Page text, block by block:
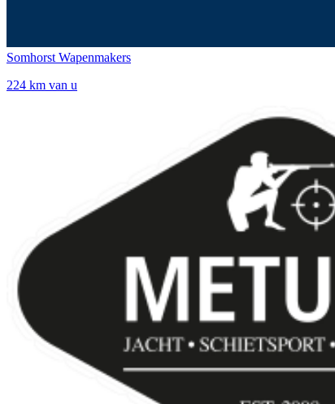
Somhorst Wapenmakers
224 km van u